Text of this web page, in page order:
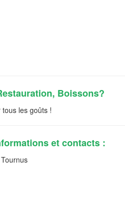
Boissons?
les goûts !
et contacts :